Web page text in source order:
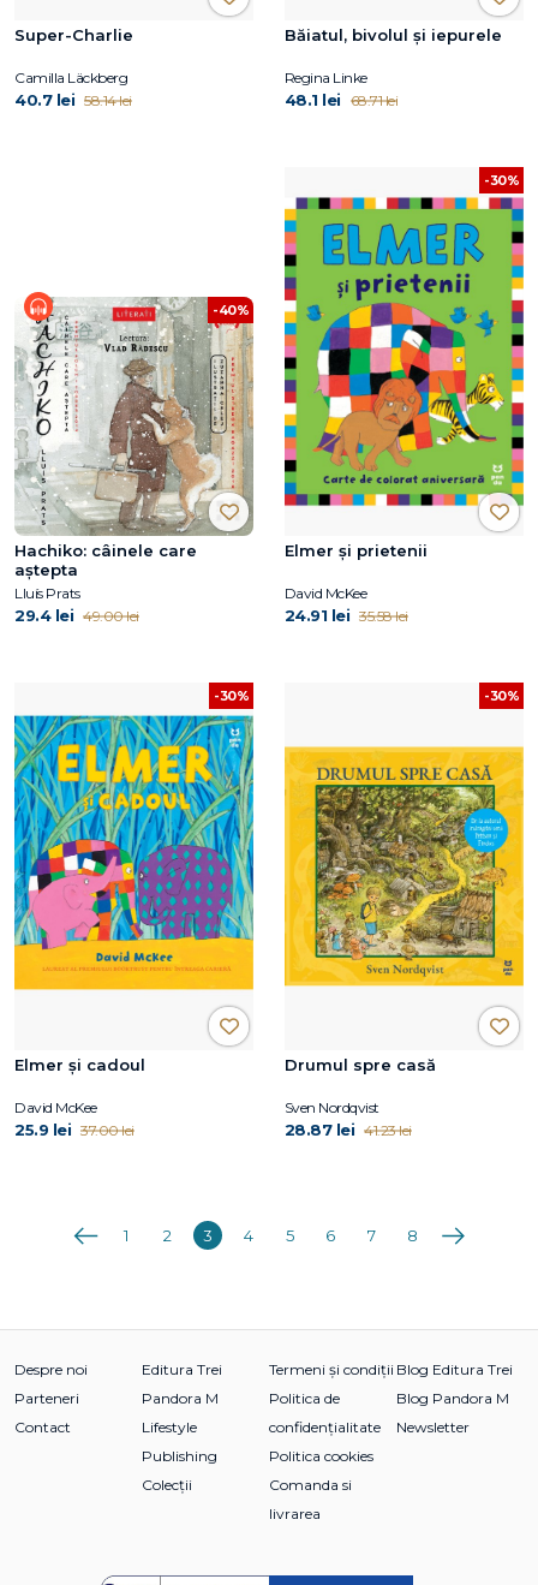
Super-Charlie
Camilla Läckberg
40.7 lei 58.14 lei
Băiatul, bivolul și iepurele
Regina Linke
48.1 lei 68.71 lei
-40%
Hachiko: câinele care
aştepta
Lluís Prats
29.4 lei 49.00 lei
-30%
Elmer și prietenii
David McKee
24.91 lei 35.58 lei
-30%
Elmer și cadoul
David McKee
25.9 lei 37.00 lei
-30%
Drumul spre casă
Sven Nordqvist
28.87 lei 41.23 lei
Anterioara
1 2 3 4 5 6 7 8 Următoarea
Despre noi
Parteneri
Contact
Editura Trei
Pandora M
Lifestyle
Publishing
Colecții
Termeni și condiții
Politica de
confidențialitate
Politica cookies
Comanda si
livrarea
Blog Editura Trei
Blog Pandora M
Newsletter